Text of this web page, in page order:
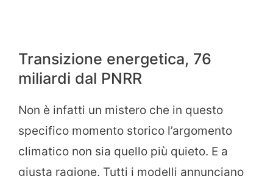
Transizione energetica, 76
miliardi dal PNRR
Non è infatti un mistero che in questo
specifico momento storico l’argomento
climatico non sia quello più quieto. E a
giusta ragione. Tutti i modelli annunciano